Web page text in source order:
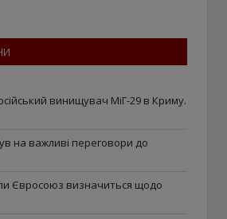
винищувач МіГ-29 в Криму.
на важливі переговори до
Євросоюз визначиться щодо